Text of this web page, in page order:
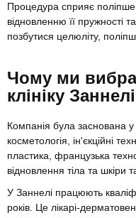
Процедура сприяє
відновленню її пружності
позбутися целюліту,
Чому ми
клініку Заннелі
Компанія була заснована у
косметологія, ін'єкційні
пластика, французька
відновлення тіла та шкіри
У Заннелі працюють
років. Це лікарі-